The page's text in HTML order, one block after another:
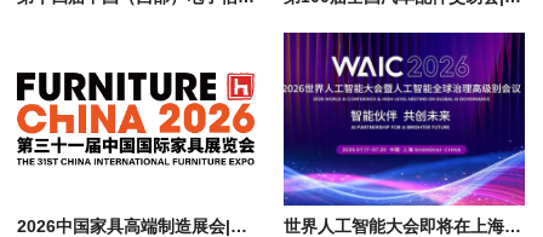
2026中国家具高端制造展会|上海国际家具配件及材料精品展 FMC Premium China 世界人工智能大会即将在上海开幕|人工智能全球治理高级别会议 WAIC 2026